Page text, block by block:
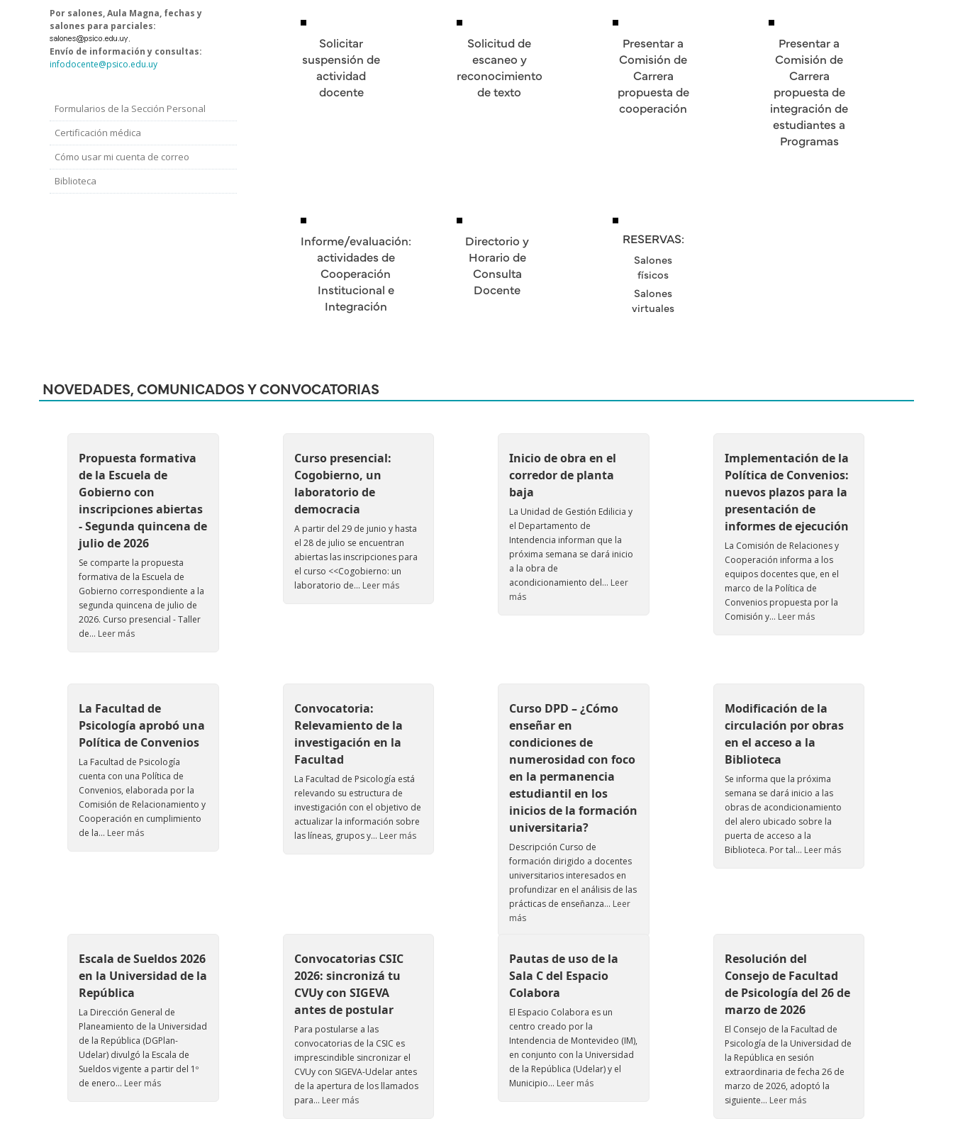
Por salones, Aula Magna, fechas y
salones para parciales:
.
Envío de información y consultas:
infodocente@psico.edu.uy
Menú
Docentes
Formularios de la Sección Personal
Certificación médica
Cómo usar mi cuenta de correo
Biblioteca
Solicitar
suspensión de
actividad
docente
Solicitud de
escaneo y
reconocimiento
de texto
Presentar a
Comisión de
Carrera
propuesta de
cooperación
Presentar a
Comisión de
Carrera
propuesta de
integración de
estudiantes a
Programas
Informe/evaluación:
actividades de
Cooperación
Institucional e
Integración
Directorio y
Horario de
Consulta
Docente
RESERVAS:
Salones
físicos
Salones
virtuales
NOVEDADES, COMUNICADOS Y CONVOCATORIAS
Implementación de la
Política de Convenios:
nuevos plazos para la
presentación de
informes de ejecución
La Comisión de Relaciones y
Cooperación informa a los
equipos docentes que, en el
marco de la Política de
Convenios propuesta por la
Comisión y... Leer más
Inicio de obra en el
corredor de planta
baja
La Unidad de Gestión Edilicia y
el Departamento de
Intendencia informan que la
próxima semana se dará inicio
a la obra de
acondicionamiento del... Leer
más
Curso presencial:
Cogobierno, un
laboratorio de
democracia
A partir del 29 de junio y hasta
el 28 de julio se encuentran
abiertas las inscripciones para
el curso <<Cogobierno: un
laboratorio de... Leer más
Propuesta formativa
de la Escuela de
Gobierno con
inscripciones abiertas
- Segunda quincena de
julio de 2026
Se comparte la propuesta
formativa de la Escuela de
Gobierno correspondiente a la
segunda quincena de julio de
2026. Curso presencial - Taller
de... Leer más
Modificación de la
circulación por obras
en el acceso a la
Biblioteca
Se informa que la próxima
semana se dará inicio a las
obras de acondicionamiento
del alero ubicado sobre la
puerta de acceso a la
Biblioteca. Por tal... Leer más
Curso DPD – ¿Cómo
enseñar en
condiciones de
numerosidad con foco
en la permanencia
estudiantil en los
inicios de la formación
universitaria?
Descripción Curso de
formación dirigido a docentes
universitarios interesados en
profundizar en el análisis de las
prácticas de enseñanza... Leer
más
Convocatoria:
Relevamiento de la
investigación en la
Facultad
La Facultad de Psicología está
relevando su estructura de
investigación con el objetivo de
actualizar la información sobre
las líneas, grupos y... Leer más
La Facultad de
Psicología aprobó una
Política de Convenios
La Facultad de Psicología
cuenta con una Política de
Convenios, elaborada por la
Comisión de Relacionamiento y
Cooperación en cumplimiento
de la... Leer más
Resolución del
Consejo de Facultad
de Psicología del 26 de
marzo de 2026
El Consejo de la Facultad de
Psicología de la Universidad de
la República en sesión
extraordinaria de fecha 26 de
marzo de 2026, adoptó la
siguiente... Leer más
Pautas de uso de la
Sala C del Espacio
Colabora
El Espacio Colabora es un
centro creado por la
Intendencia de Montevideo (IM),
en conjunto con la Universidad
de la República (Udelar) y el
Municipio... Leer más
Convocatorias CSIC
2026: sincronizá tu
CVUy con SIGEVA
antes de postular
Para postularse a las
convocatorias de la CSIC es
imprescindible sincronizar el
CVUy con SIGEVA-Udelar antes
de la apertura de los llamados
para... Leer más
Escala de Sueldos 2026
en la Universidad de la
República
La Dirección General de
Planeamiento de la Universidad
de la República (DGPlan-
Udelar) divulgó la Escala de
Sueldos vigente a partir del 1º
de enero... Leer más